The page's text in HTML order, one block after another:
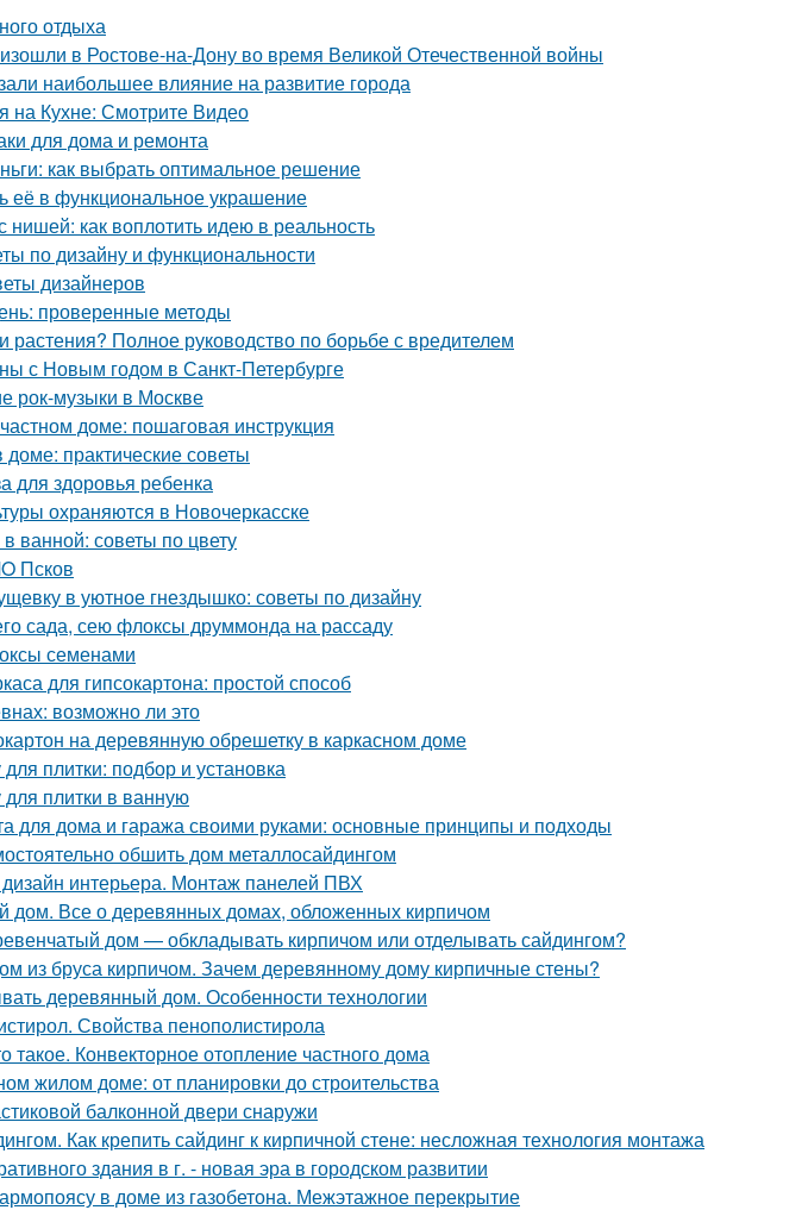
отдыха
в Ростове-на-Дону во время Великой Отечественной войны
наибольшее влияние на развитие города
на Кухне: Смотрите Видео
для дома и ремонта
как выбрать оптимальное решение
её в функциональное украшение
как воплотить идею в реальность
по дизайну и функциональности
дизайнеров
проверенные методы
растения? Полное руководство по борьбе с вредителем
с Новым годом в Санкт-Петербурге
рок-музыки в Москве
доме: пошаговая инструкция
практические советы
для здоровья ребенка
охраняются в Новочеркасске
ванной: советы по цвету
Псков
в уютное гнездышко: советы по дизайну
сада, сею флоксы друммонда на рассаду
семенами
для гипсокартона: простой способ
возможно ли это
на деревянную обрешетку в каркасном доме
плитки: подбор и установка
плитки в ванную
для дома и гаража своими руками: основные принципы и подходы
обшить дом металлосайдингом
интерьера. Монтаж панелей ПВХ
дом. Все о деревянных домах, обложенных кирпичом
дом — обкладывать кирпичом или отделывать сайдингом?
из бруса кирпичом. Зачем деревянному дому кирпичные стены?
деревянный дом. Особенности технологии
Свойства пенополистирола
такое. Конвекторное отопление частного дома
жилом доме: от планировки до строительства
балконной двери снаружи
Как крепить сайдинг к кирпичной стене: несложная технология монтажа
здания в г. - новая эра в городском развитии
в доме из газобетона. Межэтажное перекрытие